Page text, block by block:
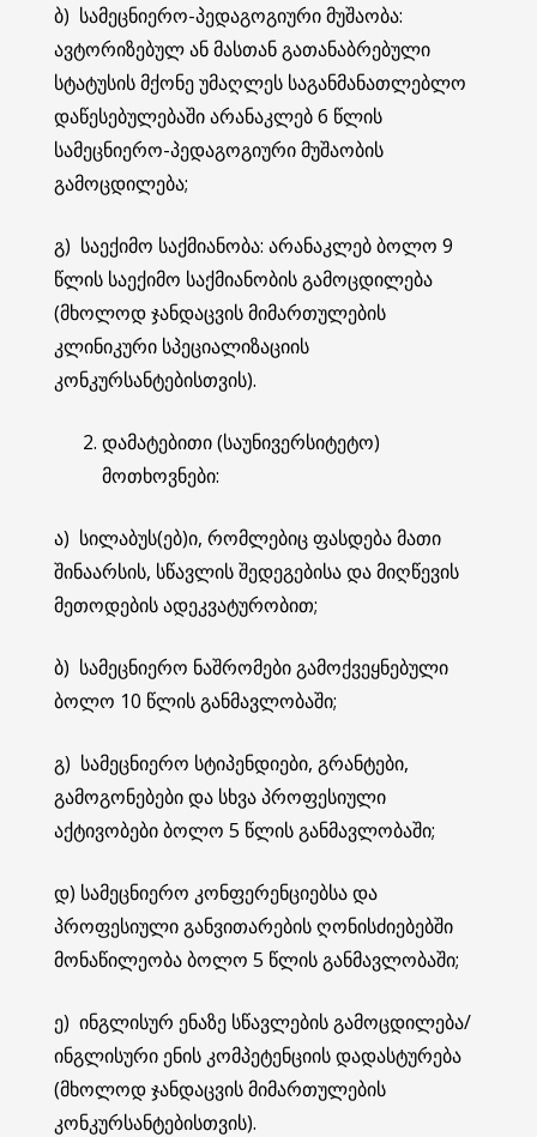
ბ) სამეცნიერო-პედაგოგიური მუშაობა:
ავტორიზებულ ან მასთან გათანაბრებული
სტატუსის მქონე უმაღლეს საგანმანათლებლო
დაწესებულებაში არანაკლებ 6 წლის
სამეცნიერო-პედაგოგიური მუშაობის
გამოცდილება;
გ) საექიმო საქმიანობა: არანაკლებ ბოლო 9
წლის საექიმო საქმიანობის გამოცდილება
(მხოლოდ ჯანდაცვის მიმართულების
კლინიკური სპეციალიზაციის
კონკურსანტებისთვის).
დამატებითი (საუნივერსიტეტო)
მოთხოვნები:
ა) სილაბუს(ებ)ი, რომლებიც ფასდება მათი
შინაარსის, სწავლის შედეგებისა და მიღწევის
მეთოდების ადეკვატურობით;
ბ) სამეცნიერო ნაშრომები გამოქვეყნებული
ბოლო 10 წლის განმავლობაში;
გ) სამეცნიერო სტიპენდიები, გრანტები,
გამოგონებები და სხვა პროფესიული
აქტივობები ბოლო 5 წლის განმავლობაში;
დ) სამეცნიერო კონფერენციებსა და
პროფესიული განვითარების ღონისძიებებში
მონაწილეობა ბოლო 5 წლის განმავლობაში;
ე) ინგლისურ ენაზე სწავლების გამოცდილება/
ინგლისური ენის კომპეტენციის დადასტურება
(მხოლოდ ჯანდაცვის მიმართულების
კონკურსანტებისთვის).